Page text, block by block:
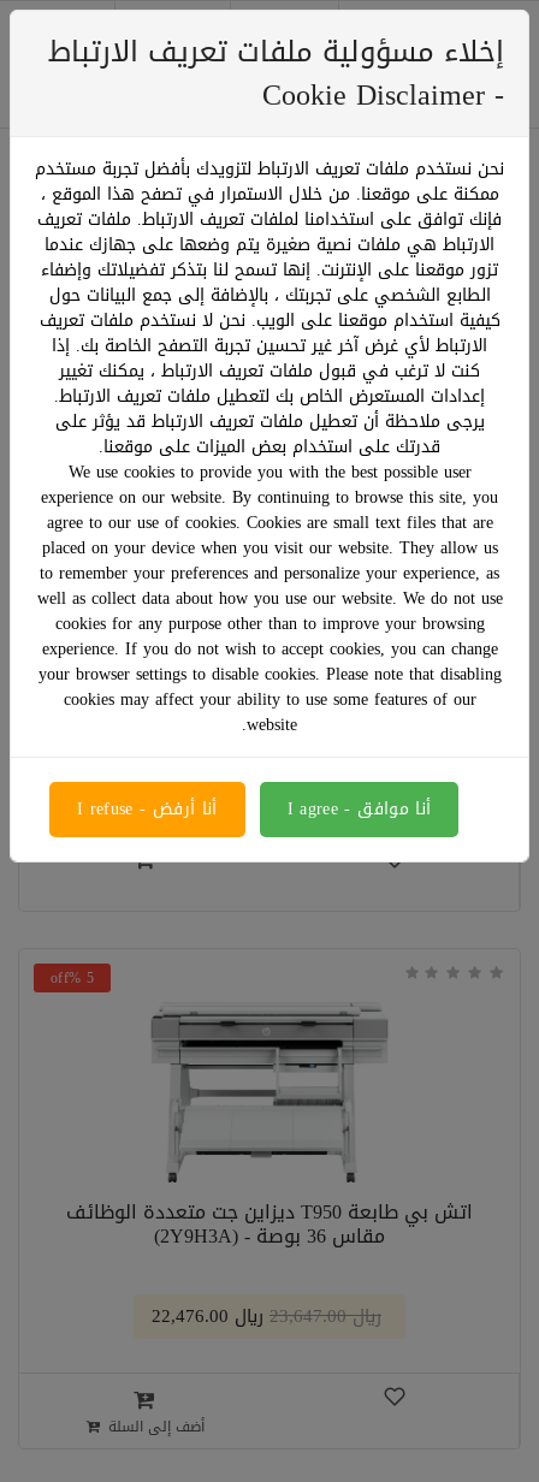
0
ترتيب حسب: عرض: صفحة 13 من 24
اتش بي 938 مجموعة خراطيش طباعة حبر أصلية (4 قطع
متعدد الألوان)
﷼ 552.00
5 %off
اتش بي طابعة T950 ديزاين جت متعددة الوظائف
مقاس 36 بوصة - (2Y9H3A)
﷼ 23,647.00 ﷼ 22,476.00
أضف إلى السلة
إخلاء مسؤولية ملفات تعريف الارتباط
- Cookie Disclaimer
نحن نستخدم ملفات تعريف الارتباط لتزويدك بأفضل تجربة مستخدم
ممكنة على موقعنا. من خلال الاستمرار في تصفح هذا الموقع ،
فإنك توافق على استخدامنا لملفات تعريف الارتباط. ملفات تعريف
الارتباط هي ملفات نصية صغيرة يتم وضعها على جهازك عندما
تزور موقعنا على الإنترنت. إنها تسمح لنا بتذكر تفضيلاتك وإضفاء
الطابع الشخصي على تجربتك ، بالإضافة إلى جمع البيانات حول
كيفية استخدام موقعنا على الويب. نحن لا نستخدم ملفات تعريف
الارتباط لأي غرض آخر غير تحسين تجربة التصفح الخاصة بك. إذا
كنت لا ترغب في قبول ملفات تعريف الارتباط ، يمكنك تغيير
إعدادات المستعرض الخاص بك لتعطيل ملفات تعريف الارتباط.
يرجى ملاحظة أن تعطيل ملفات تعريف الارتباط قد يؤثر على
قدرتك على استخدام بعض الميزات على موقعنا.
We use cookies to provide you with the best possible user
experience on our website. By continuing to browse this site, you
agree to our use of cookies. Cookies are small text files that are
placed on your device when you visit our website. They allow us
to remember your preferences and personalize your experience, as
well as collect data about how you use our website. We do not use
cookies for any purpose other than to improve your browsing
experience. If you do not wish to accept cookies, you can change
your browser settings to disable cookies. Please note that disabling
cookies may affect your ability to use some features of our
website.
أنا موافق - I agree أنا أرفض - I refuse